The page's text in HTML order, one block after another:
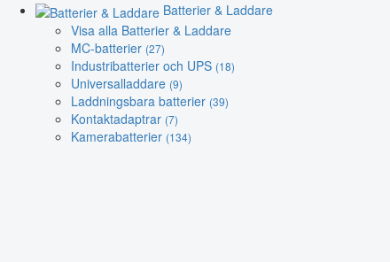
Batterier & Laddare
Visa alla Batterier & Laddare
MC-batterier (27)
Industribatterier och UPS (18)
Universalladdare (9)
Laddningsbara batterier (39)
Kontaktadaptrar (7)
Kamerabatterier (134)